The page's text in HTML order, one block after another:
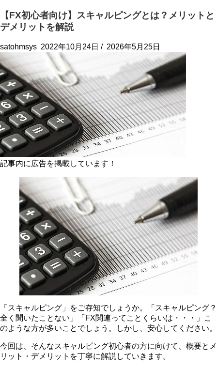
【FX初心者向け】スキャルピングとは？メリットと
デメリットを解説
satohmsys 2022年10月24日 / 2026年5月25日
記事内に広告を掲載しています！
「スキャルピング」をご存知でしょうか。「スキャルピング？
全く聞いたことない」「FX関連ってことくらいは・・・」こ
のような方が多いことでしょう。しかし、安心してください。
今回は、そんなスキャルピング初心者の方に向けて、概要とメ
リット・デメリットを丁寧に解説していきます。